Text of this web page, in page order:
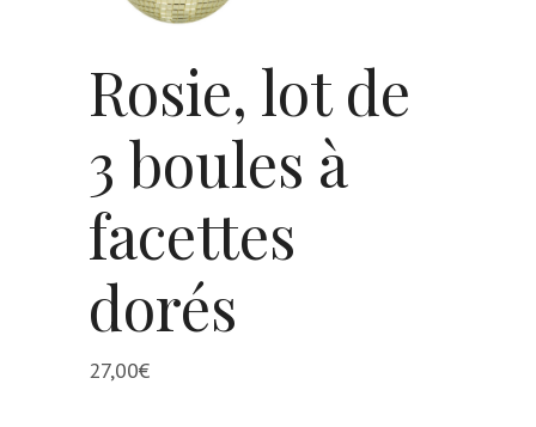
Rosie, lot de
3 boules à
facettes
dorés
27,00€